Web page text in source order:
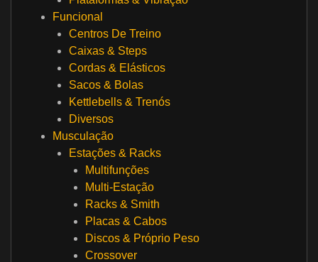
Funcional
Centros De Treino
Caixas & Steps
Cordas & Elásticos
Sacos & Bolas
Kettlebells & Trenós
Diversos
Musculação
Estações & Racks
Multifunções
Multi-Estação
Racks & Smith
Placas & Cabos
Discos & Próprio Peso
Crossover